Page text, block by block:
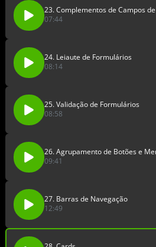
23. Complementos de Campos
07:44
24. Leiaute de Formulários
08:14
25. Validação de Formulários
08:58
26. Agrupamento de Botões e
09:41
27. Barras de Navegação
12:49